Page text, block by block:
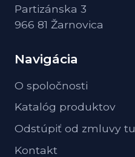
Partizánska 3
966 81 Žarnovica
Navigácia
O spoločnosti
Katalóg produktov
Odstúpiť od zmluvy tu
Kontakt